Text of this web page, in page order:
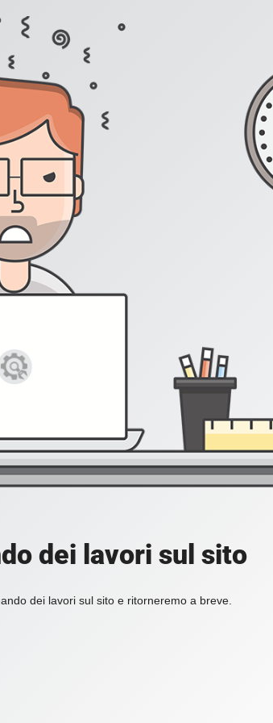
dei lavori sul sito
dei lavori sul sito e ritorneremo a breve.